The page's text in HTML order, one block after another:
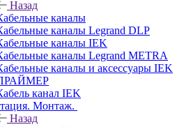
Назад
каналы
каналы Legrand DLP
каналы IEK
каналы Legrand METRA
каналы и аксессуары IEK
канал IEK
Монтаж.
Назад